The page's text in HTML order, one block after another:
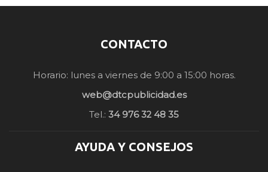
CONTACTO
Horario: lunes a viernes de 9:00 a 15:00 horas.
web@dtcpublicidad.es
Tel.: 34 976 32 48 35
AYUDA Y CONSEJOS